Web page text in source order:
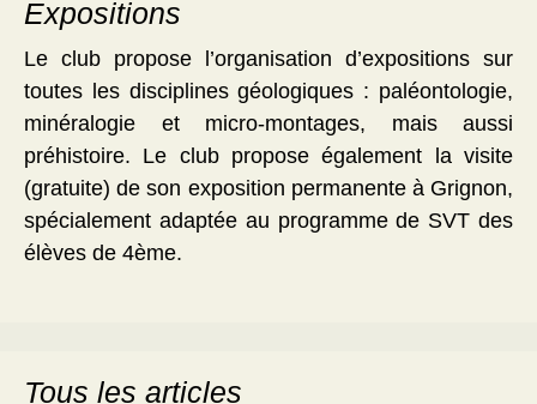
Expositions
Le club propose l’organisation d’expositions sur
toutes les disciplines géologiques : paléontologie,
minéralogie et micro-montages, mais aussi
préhistoire. Le club propose également la visite
(gratuite) de son exposition permanente à Grignon,
spécialement adaptée au programme de SVT des
élèves de 4ème.
Tous les articles